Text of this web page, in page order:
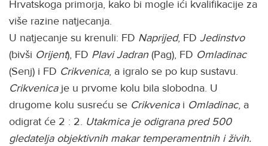
Hrvatskoga primorja, kako bi mogle ići kvalifikacije za
više razine natjecanja.
U natjecanje su krenuli: FD Naprijed, FD Jedinstvo
(bivši Orijent), FD Plavi Jadran(Pag), FD Omladinac
(Senj) i FD Crikvenica, a igralo se po kup sustavu.
Crikvenicaje u prvome kolu bila slobodna. U
drugome kolu susreću se Crikvenicai Omladinac, a
odigrat će 2 : 2. Utakmica je odigrana pred 500
gledatelja objektivnih makar temperamentnih i živih.